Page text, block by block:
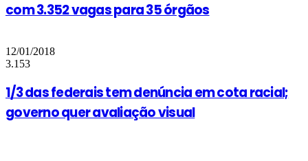
com 3.352 vagas para 35 órgãos
12/01/2018
3.153
1/3 das federais tem denúncia em cota racial;
governo quer avaliação visual